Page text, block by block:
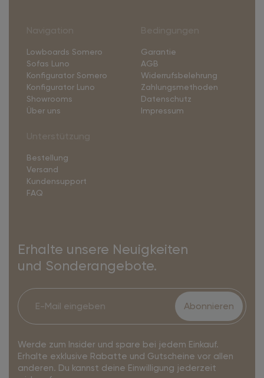
Lowboards Somero
Sofas Luno
Konfigurator Somero
Konfigurator Luno
Showrooms
Über uns
Garantie
AGB
Widerrufsbelehrung
Zahlungsmethoden
Datenschutz
Impressum
Bestellung
Versand
Kundensupport
FAQ
Erhalte unsere Neuigkeiten
und Sonderangebote.
Abonnieren
Werde zum Insider und spare bei jedem Einkauf.
Erhalte exklusive Rabatte und Gutscheine vor allen
anderen. Du kannst deine Einwilligung jederzeit